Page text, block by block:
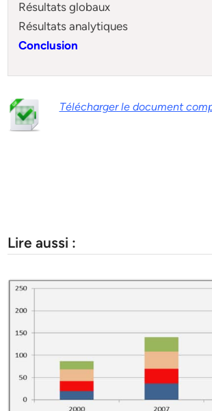
Résultats globaux
Résultats analytiques
Conclusion
Télécharger le document
Lire aussi :